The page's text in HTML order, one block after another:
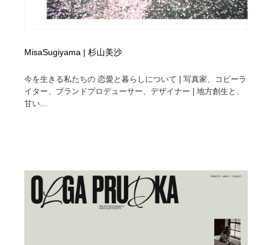
MisaSugiyama | 杉山美沙
今を生きる私たちの 恋愛と暮らしについて | 写真家、コピーラ
イター、ブランドプロデューサー、デザイナー | 地方創生と、
甘い...